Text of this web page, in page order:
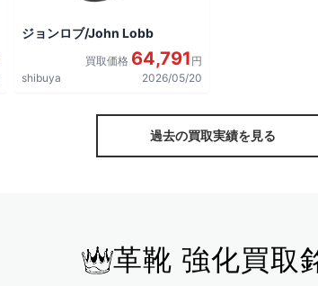
ジョンロブ/John Lobb
買取価格 64,791 円
shibuya
2026/05/20
過去の買取実績を見る
革靴 強化買取